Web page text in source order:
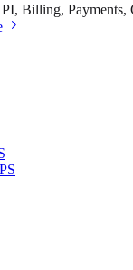
Billing, Payments,